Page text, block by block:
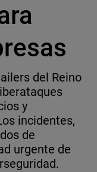
del Reino
y
incidentes,
de
urgente de